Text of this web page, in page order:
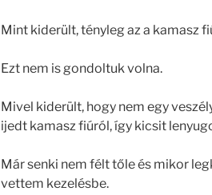
Mint kiderült, tényleg az a kamasz
Ezt nem is gondoltuk volna.
Mivel kiderült, hogy nem egy
ijedt kamasz fiúról, így kicsit
Már senki nem félt tőle és mikor
vettem kezelésbe.